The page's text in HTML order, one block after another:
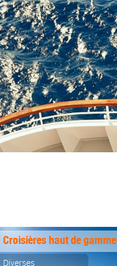
Croisières haut de gamme
Diverses